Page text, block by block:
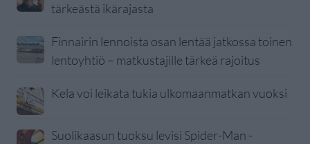
tärkeästä ikärajasta
Finnairin lennoista osan lentää jatkossa toinen
lentoyhtiö – matkustajille tärkeä rajoitus
Kela voi leikata tukia ulkomaanmatkan vuoksi
Suolikaasun tuoksu levisi Spider-Man -